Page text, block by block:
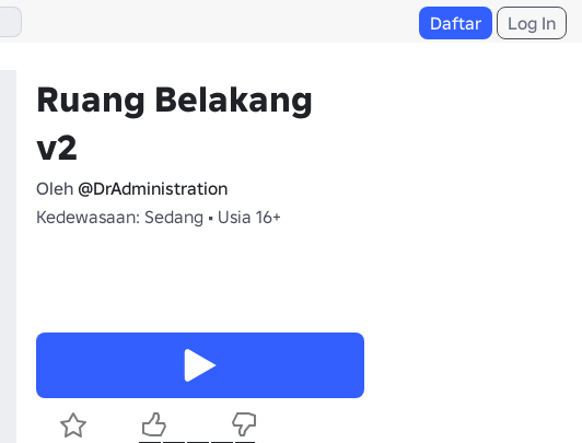
Daftar Log In
Ruang Belakang
v2
Oleh @DrAdministration
Kedewasaan: Sedang • Usia 16+